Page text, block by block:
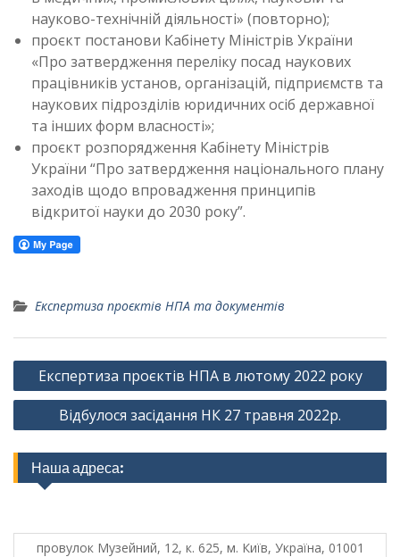
науково-технічній діяльності» (повторно);
проєкт постанови Кабінету Міністрів України
«Про затвердження переліку посад наукових
працівників установ, організацій, підприємств та
наукових підрозділів юридичних осіб державної
та інших форм власності»;
проєкт розпорядження Кабінету Міністрів
України “Про затвердження національного плану
заходів щодо впровадження принципів
відкритої науки до 2030 року”.
Експертиза проєктів НПА та документів
Навігація
записів
Експертиза проєктів НПА в лютому 2022 року
Відбулося засідання НК 27 травня 2022р.
Наша адреса:
провулок Музейний, 12, к. 625, м. Київ, Україна, 01001